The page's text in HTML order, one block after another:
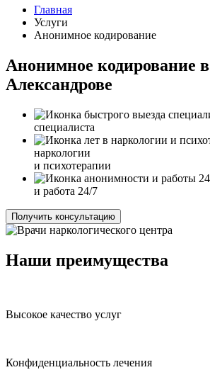
Главная
Услуги
Анонимное кодирование
Анонимное кодирование в
Александрове
специалиста
наркологии
и психотерапии
и работа 24/7
Получить консультацию
Наши преимущества
Высокое качество услуг
Конфиденциальность лечения